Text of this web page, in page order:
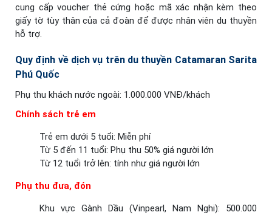
cung cấp voucher thẻ cứng hoặc mã xác nhận kèm theo
giấy tờ tùy thân của cả đoàn để được nhân viên du thuyền
hỗ trợ.
Quy định về dịch vụ trên du thuyền Catamaran Sarita
Phú Quốc
Phụ thu khách nước ngoài: 1.000.000 VNĐ/khách
Chính sách trẻ em
Trẻ em dưới 5 tuổi: Miễn phí
Từ 5 đến 11 tuổi: Phụ thu 50% giá người lớn
Từ 12 tuổi trở lên: tính như giá người lớn
Phụ thu đưa, đón
Khu vực Gành Dầu (Vinpearl, Nam Nghi): 500.000